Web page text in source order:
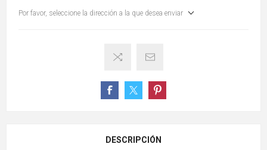
Por favor, seleccione la dirección a la que desea enviar
DESCRIPCIÓN